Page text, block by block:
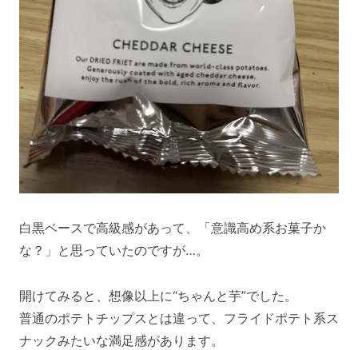
白黒ベースで高級感があって、「意識高め系お菓子か
な？」と思っていたのですが…。
開けてみると、想像以上に“ちゃんと芋”でした。
普通のポテトチップスとは違って、フライドポテト系ス
ナックみたいな満足感があります。